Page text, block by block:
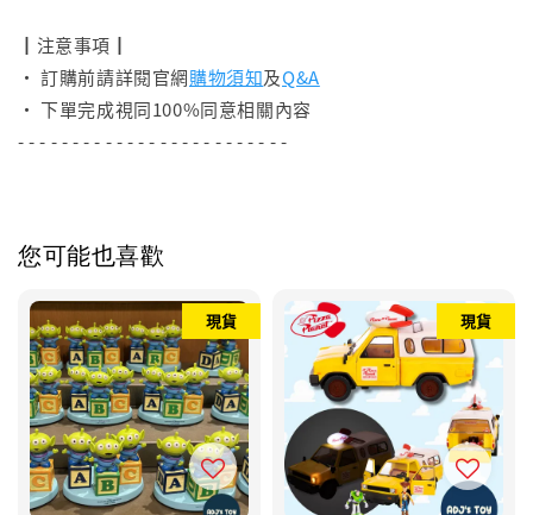
┃注意事項┃
• 訂購前請詳閱官網購物須知及Q&A
• 下單完成視同100%同意相關內容
- - - - - - - - - - - - - - - - - - - - - - - - -
您可能也喜歡
現貨 現貨